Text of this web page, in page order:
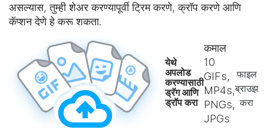
असल्यास, तुम्ही शेअर करण्यापूर्वी ट्रिम करणे, क्रॉप करणे आणि
कॅप्शन देणे हे करू शकता.
येथे
अपलोड
करण्यासाठी
ड्रॅग आणि
ड्रॉप करा
कमाल
10
GIFs,
MP4s,
PNGs,
JPGs
फाइल
ब्राउझ
करा